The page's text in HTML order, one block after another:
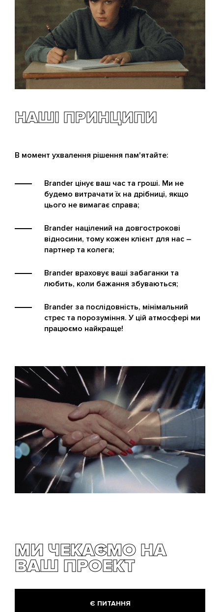
НАШІ ПРИНЦИПИ
В момент ухвалення рішення пам'ятайте:
Brander цінує ваш час та гроші. Ми не
будемо витрачати їх на дрібниці, якщо
цього не вимагає справа;
Brander націлений на довгострокові
відносини, тому кожен клієнт для нас –
партнер та колега;
Brander враховує ваші забаганки та
любить, коли бажання збуваються;
Brander за послідовність, мінімальний
стрес та порозуміння. У цій атмосфері ми
працюємо найкраще!
МИ ЧЕКАЄМО НА
ВАШ ПРОЕКТ
Є ПИТАННЯ